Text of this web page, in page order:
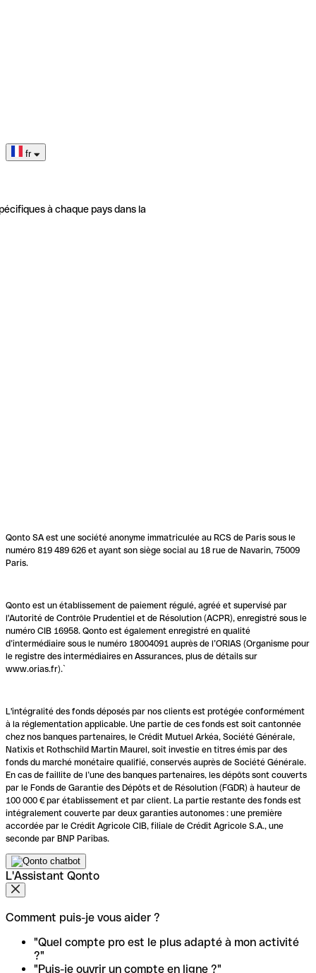
fr
à chaque pays dans la
Qonto SA est une société anonyme immatriculée au RCS de Paris sous le
numéro 819 489 626 et ayant son siège social au 18 rue de Navarin, 75009
Paris.
Qonto est un établissement de paiement régulé, agréé et supervisé par
l'Autorité de Contrôle Prudentiel et de Résolution (ACPR), enregistré sous le
numéro CIB 16958. Qonto est également enregistré en qualité
d’intermédiaire sous le numéro 18004091 auprès de l’ORIAS (Organisme pour
le registre des intermédiaires en Assurances, plus de détails sur
www.orias.fr).`
L'intégralité des fonds déposés par nos clients est protégée conformément
à la réglementation applicable. Une partie de ces fonds est soit cantonnée
chez nos banques partenaires, le Crédit Mutuel Arkéa, Société Générale,
Natixis et Rothschild Martin Maurel, soit investie en titres émis par des
fonds du marché monétaire qualifié, conservés auprès de Société Générale.
En cas de faillite de l’une des banques partenaires, les dépôts sont couverts
par le Fonds de Garantie des Dépôts et de Résolution (FGDR) à hauteur de
100 000 € par établissement et par client. La partie restante des fonds est
intégralement couverte par deux garanties autonomes : une première
accordée par le Crédit Agricole CIB, filiale de Crédit Agricole S.A., une
seconde par BNP Paribas.
L'Assistant Qonto
Comment puis-je vous aider ?
"Quel compte pro est le plus adapté à mon activité
?"
"Puis-je ouvrir un compte en ligne ?"